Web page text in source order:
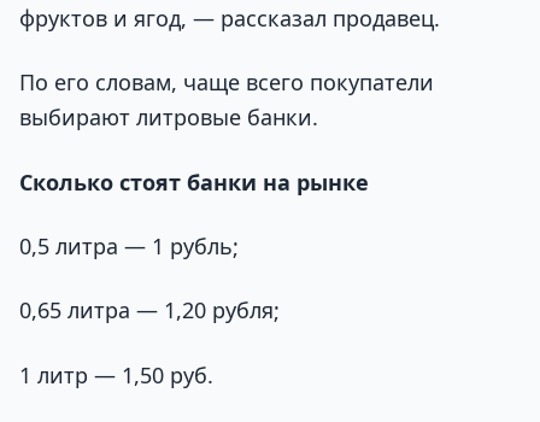
фруктов и ягод, — рассказал продавец.
По его словам, чаще всего покупатели
выбирают литровые банки.
Сколько стоят банки на рынке
0,5 литра — 1 рубль;
0,65 литра — 1,20 рубля;
1 литр — 1,50 руб.